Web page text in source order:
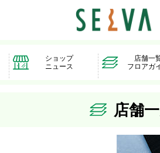
ショップ
ニュース
店舗一
フロアガ
店舗